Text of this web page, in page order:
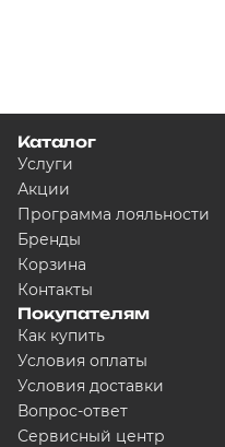
Каталог
Услуги
Акции
Программа лояльности
Бренды
Корзина
Контакты
Покупателям
Как купить
Условия оплаты
Условия доставки
Вопрос-ответ
Сервисный центр